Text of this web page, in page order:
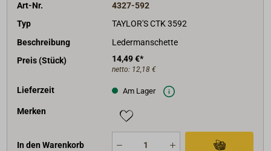
Art-Nr.
4327-592
Typ
TAYLOR'S CTK 3592
Beschreibung
Ledermanschette
Preis (Stück)
14,49 €*
netto: 12,18 €
Lieferzeit Am Lager
Merken
In den Warenkorb